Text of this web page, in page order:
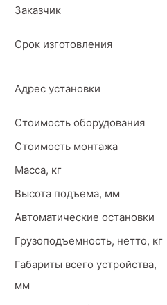
Заказчик
Срок изготовления
Адрес установки
Стоимость оборудования
Стоимость монтажа
Масса, кг
Высота подъема, мм
Автоматические остановки
Грузоподъемность, нетто, кг
Габариты всего устройства,
мм